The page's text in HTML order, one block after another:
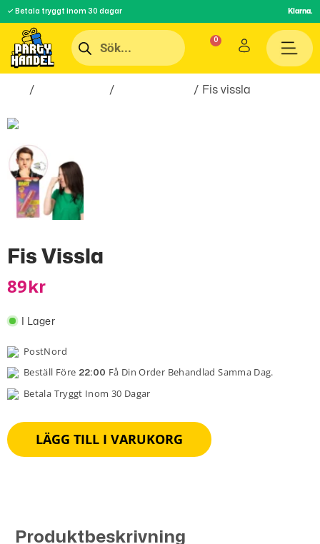
✓ Betala tryggt inom 30 dagar Klarna.
/ / / Fis vissla
Fis Vissla
89 Kr
I Lager
PostNord
Beställ Före 22:00 Få Din Order Behandlad Samma Dag.
Betala Tryggt Inom 30 Dagar
LÄGG TILL I VARUKORG
Produktbeskrivning